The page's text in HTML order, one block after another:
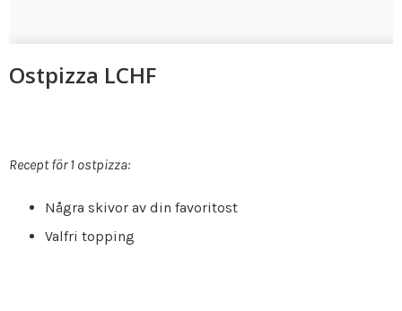
Ostpizza LCHF
Recept för 1 ostpizza:
Några skivor av din favoritost
Valfri topping